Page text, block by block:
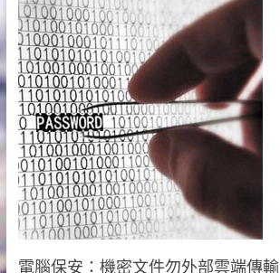
電腦保安：機密文件勿外部雲端傳輸